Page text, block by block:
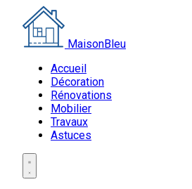
MaisonBleu
Accueil
Décoration
Rénovations
Mobilier
Travaux
Astuces